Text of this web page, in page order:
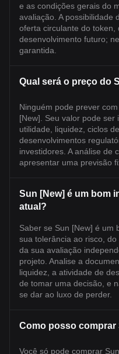
e as condições gerais do
avaliação. A possibilidade
oferta circulante do
desenvolvimento futuro;
garantida.
Qual será o preço do
Ninguém pode prever
[New]. Seu valor pode ser
utilidade, liquidez, ciclos
desenvolvimentos
investidores. A análise de
apresentar uma previsão
Sun [New] é um bom
atual?
Saber se Sun [New] é um
sua tolerância ao risco,
da sua avaliação
projeto. Analise a
liquidez, a atividade de
de tomar uma decisão, e
se dar ao luxo de perder.
Como posso comprar
Você só pode comprar